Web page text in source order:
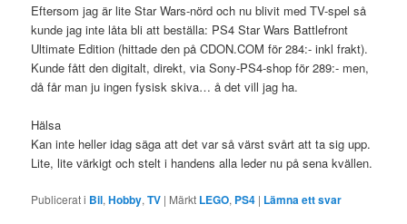
Eftersom jag är lite Star Wars-nörd och nu blivit med TV-spel så
kunde jag inte låta bli att beställa: PS4 Star Wars Battlefront
Ultimate Edition (hittade den på CDON.COM för 284:- inkl frakt).
Kunde fått den digitalt, direkt, via Sony-PS4-shop för 289:- men,
då får man ju ingen fysisk skiva… å det vill jag ha.
Hälsa
Kan inte heller idag säga att det var så värst svårt att ta sig upp.
Lite, lite värkigt och stelt i handens alla leder nu på sena kvällen.
Publicerat i Bil,Hobby,TV | Märkt LEGO, PS4 | Lämna ett svar